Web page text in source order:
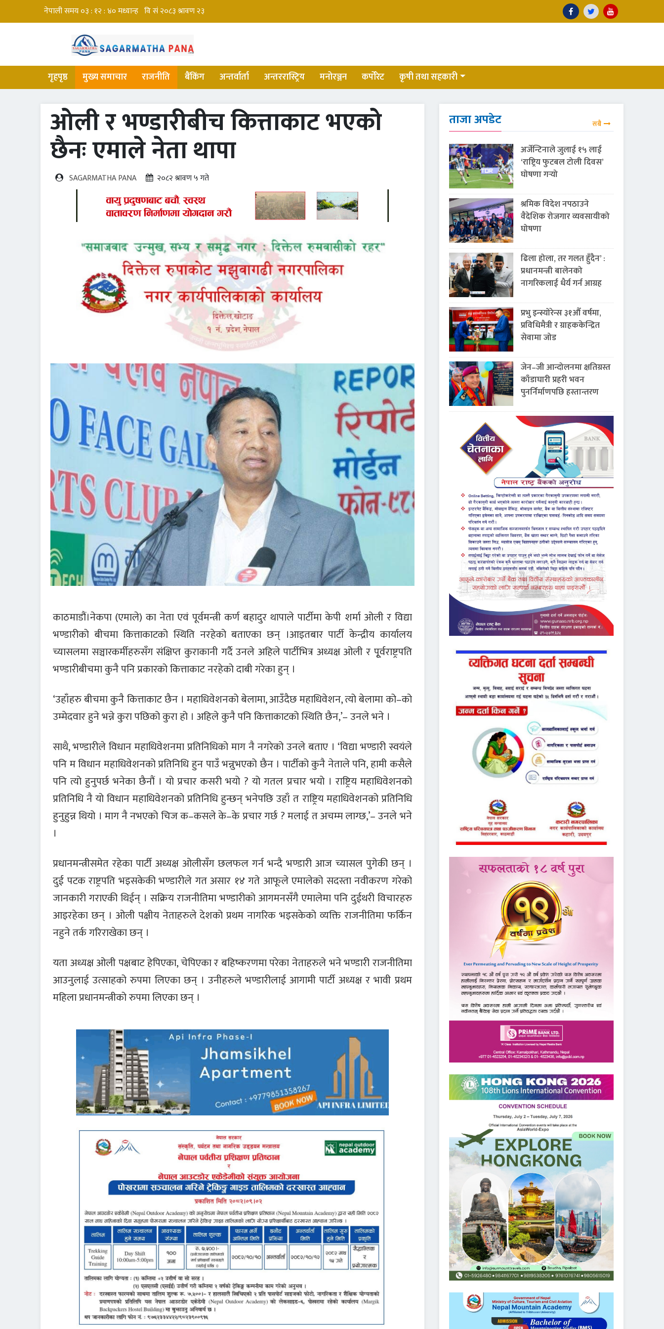
गृहपृष्ठ मुख्य समाचार राजनीति बैंकिंग अन्तर्वार्ता अन्तररास्ट्रिय मनोरञ्जन कर्पोरेट कृषी तथा सहकारी
ओली र भण्डारीबीच कित्ताकाट भएको
छैनः एमाले नेता थापा
SAGARMATHA PANA २०८२ श्रावण ५ गते
काठमाडौं।नेकपा (एमाले) का नेता एवं पूर्वमन्त्री कर्ण बहादुर थापाले पार्टीमा केपी शर्मा ओली र विद्या
भण्डारीको बीचमा कित्ताकाटको स्थिति नरहेको बताएका छन् ।आइतबार पार्टी केन्द्रीय कार्यालय
च्यासलमा सञ्चारकर्मीहरुसँग संक्षिप्त कुराकानी गर्दै उनले अहिले पार्टीभित्र अध्यक्ष ओली र पूृर्वराष्ट्रपति
भण्डारीबीचमा कुनै पनि प्रकारको कित्ताकाट नरहेको दाबी गरेका हुन् ।
‘उहाँहरु बीचमा कुनै कित्ताकाट छैन । महाधिवेशनको बेलामा, आउँदैछ महाधिवेशन, त्यो बेलामा को–को
उम्मेदवार हुने भन्ने कुरा पछिको कुरा हो । अहिले कुनै पनि कित्ताकाटको स्थिति छैन,’– उनले भने ।
साथै, भण्डारीले विधान महाधिवेशनमा प्रतिनिधिको माग नै नगरेको उनले बताए । ‘विद्या भण्डारी स्वयंले
पनि म विधान महाधिवेशनको प्रतिनिधि हुन पाउँ भन्नुभएको छैन । पार्टीको कुनै नेताले पनि, हामी कसैले
पनि त्यो हुनुपर्छ भनेका छैनौं । यो प्रचार कसरी भयो ? यो गतल प्रचार भयो । राष्ट्रिय महाधिवेशनको
प्रतिनिधि नै यो विधान महाधिवेशनको प्रतिनिधि हुन्छन् भनेपछि उहाँ त राष्ट्रिय महाधिवेशनको प्रतिनिधि
हुनुहुन्न थियो । माग नै नभएको चिज क–कसले के–के प्रचार गर्छ ? मलाई त अचम्म लाग्छ,’– उनले भने
।
प्रधानमन्त्रीसमेत रहेका पार्टी अध्यक्ष ओलीसँग छलफल गर्न भन्दै भण्डारी आज च्यासल पुगेकी छन् ।
दुई पटक राष्ट्रपति भइसकेकी भण्डारीले गत असार १४ गते आफूले एमालेको सदस्ता नवीकरण गरेको
जानकारी गराएकी थिईन् । सक्रिय राजनीतिमा भण्डारीको आगमनसँगै एमालेमा पनि दुईथरी विचारहरु
आइरहेका छन् । ओली पक्षीय नेताहरुले देशको प्रथम नागरिक भइसकेको व्यक्ति राजनीतिमा फर्किन
नहुने तर्क गरिराखेका छन् ।
यता अध्यक्ष ओली पक्षबाट हेपिएका, चेपिएका र बहिष्करणमा परेका नेताहरुले भने भण्डारी राजनीतिमा
आउनुलाई उत्साहको रुपमा लिएका छन् । उनीहरुले भण्डारीलाई आगामी पार्टी अध्यक्ष र भावी प्रथम
महिला प्रधानमन्त्रीको रुपमा लिएका छन् ।
ताजा अपडेट सबै
अर्जेन्टिनाले जुलाई १५ लाई
‘राष्ट्रिय फुटबल टोली दिवस’
घोषणा गर्‍यो
श्रमिक विदेश नपठाउने
वैदेशिक रोजगार व्यवसायीको
घोषणा
ढिला होला, तर गलत हुँदैन’ :
प्रधानमन्त्री बालेनको
नागरिकलाई धैर्य गर्न आग्रह
प्रभु इन्स्योरेन्स ३१औँ वर्षमा,
प्रविधिमैत्री र ग्राहककेन्द्रित
सेवामा जोड
जेन–जी आन्दोलनमा क्षतिग्रस्त
काँडाघारी प्रहरी भवन
पुनर्निर्माणपछि हस्तान्तरण